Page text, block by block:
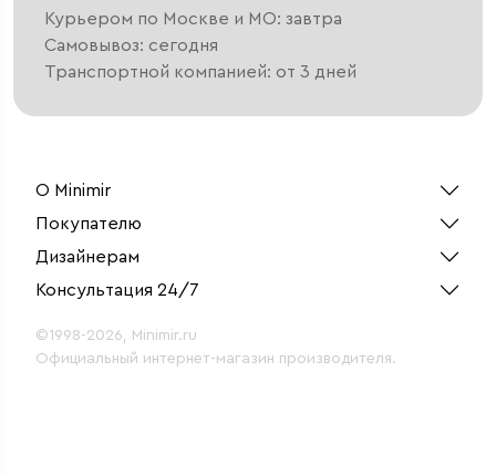
Курьером по Москве и МО: завтра
Самовывоз: сегодня
Транспортной компанией: от 3 дней
О Minimir
Покупателю
Дизайнерам
Консультация 24/7
©1998-2026, Minimir.ru
Официальный интернет-магазин производителя.